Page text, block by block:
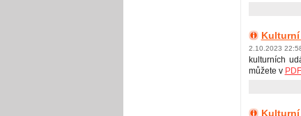
2.10.2023
kulturních
můžete v
Kulturní